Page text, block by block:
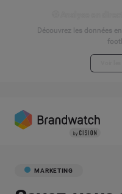
Découvrez les données
MARKETING